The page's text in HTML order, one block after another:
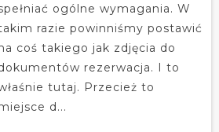
ogólne wymagania. W
razie powinniśmy postawić
coś takiego jak zdjęcia do
rezerwacja. I to
tutaj. Przecież to
d...